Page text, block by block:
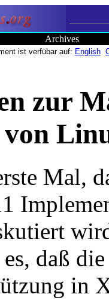
Archives
ist verfübar auf: English
zur
von
Mal,
daß die
in